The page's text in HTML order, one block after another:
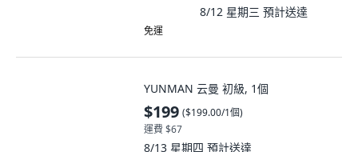
8/12 星期三 預計送達
免運
YUNMAN 云曼 初級, 1個
$199 ($199.00/1個)
運費 $67
8/13 星期四 預計送達